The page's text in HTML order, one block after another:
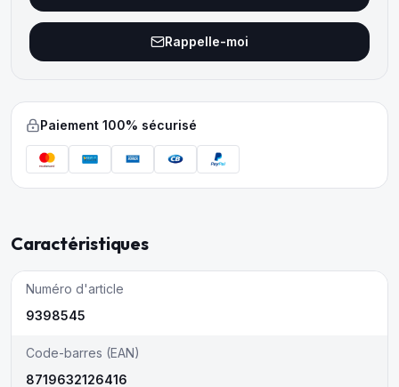
Rappelle-moi
Paiement 100% sécurisé
Caractéristiques
Numéro d'article
9398545
Code-barres (EAN)
8719632126416